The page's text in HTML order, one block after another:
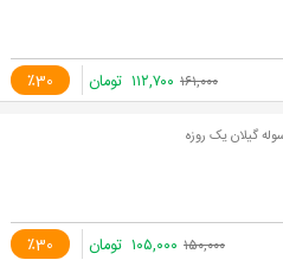
٪30 ۱۶۱,۰۰۰ ۱۱۲,۷۰۰ تومان
گیلان یک روزه
٪30 ۱۵۰,۰۰۰ ۱۰۵,۰۰۰ تومان